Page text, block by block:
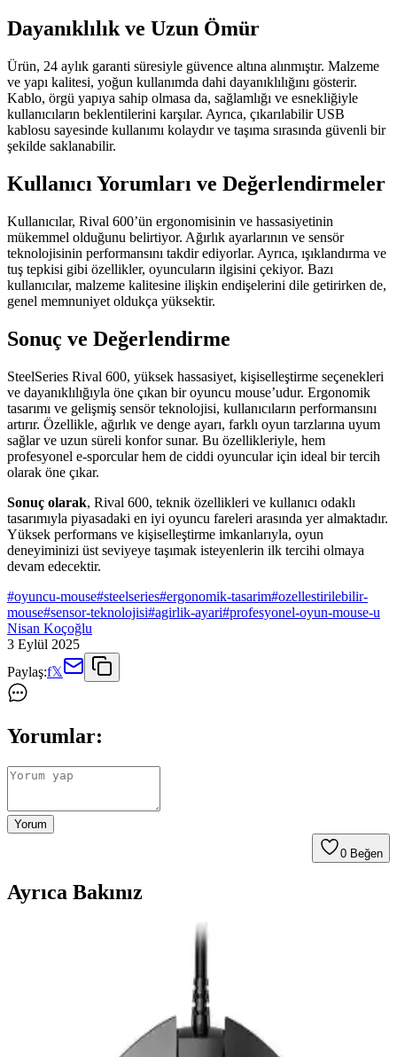
Dayanıklılık ve Uzun Ömür
Ürün, 24 aylık garanti süresiyle güvence altına alınmıştır. Malzeme
ve yapı kalitesi, yoğun kullanımda dahi dayanıklılığını gösterir.
Kablo, örgü yapıya sahip olmasa da, sağlamlığı ve esnekliğiyle
kullanıcıların beklentilerini karşılar. Ayrıca, çıkarılabilir USB
kablosu sayesinde kullanımı kolaydır ve taşıma sırasında güvenli bir
şekilde saklanabilir.
Kullanıcı Yorumları ve Değerlendirmeler
Kullanıcılar, Rival 600’ün ergonomisinin ve hassasiyetinin
mükemmel olduğunu belirtiyor. Ağırlık ayarlarının ve sensör
teknolojisinin performansını takdir ediyorlar. Ayrıca, ışıklandırma ve
tuş tepkisi gibi özellikler, oyuncuların ilgisini çekiyor. Bazı
kullanıcılar, malzeme kalitesine ilişkin endişelerini dile getirirken de,
genel memnuniyet oldukça yüksektir.
Sonuç ve Değerlendirme
SteelSeries Rival 600, yüksek hassasiyet, kişiselleştirme seçenekleri
ve dayanıklılığıyla öne çıkan bir oyuncu mouse’udur. Ergonomik
tasarımı ve gelişmiş sensör teknolojisi, kullanıcıların performansını
artırır. Özellikle, ağırlık ve denge ayarı, farklı oyun tarzlarına uyum
sağlar ve uzun süreli konfor sunar. Bu özellikleriyle, hem
profesyonel e-sporcular hem de ciddi oyuncular için ideal bir tercih
olarak öne çıkar.
Sonuç olarak, Rival 600, teknik özellikleri ve kullanıcı odaklı
tasarımıyla piyasadaki en iyi oyuncu fareleri arasında yer almaktadır.
Yüksek performans ve kişiselleştirme imkanlarıyla, oyun
deneyiminizi üst seviyeye taşımak isteyenlerin ilk tercihi olmaya
devam edecektir.
#oyuncu-mouse#steelseries#ergonomik-tasarim#ozellestirilebilir-
mouse#sensor-teknolojisi#agirlik-ayari#profesyonel-oyun-mouse-u
Nisan Koçoğlu
3 Eylül 2025
Paylaş:f𝕏
Yorumlar:
Yorum
0 Beğen
Ayrıca Bakınız
Razer Basilisk V3 Pro: Yüksek Performanslı
Razer Basilisk V3 Pro, 16.000 DPI hassasiyet, kablosuz bağlantı ve
ergonomik tasarımıyla profesyonel ve tutkulu oyuncular için ideal
yüksek performanslı kablosuz mouse.